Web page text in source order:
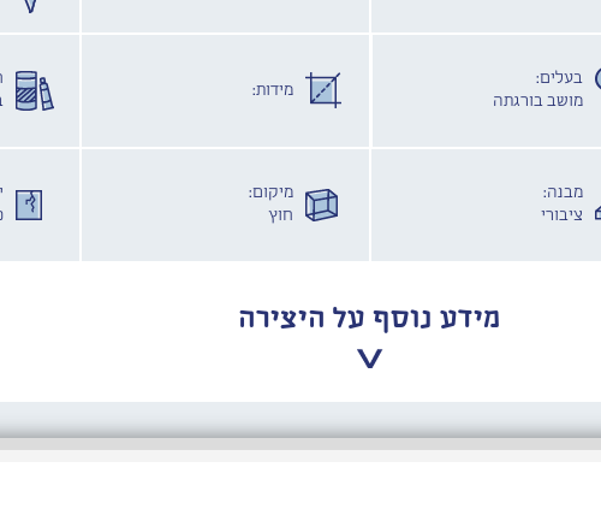
בעלים:
מושב בורגתה
מידות:
מבנה:
ציבורי
מיקום:
חוץ
מידע נוסף על היצירה